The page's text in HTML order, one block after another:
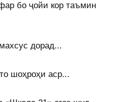
бо ҷойи кор таъмин
дорад...
шоҳроҳи аср...